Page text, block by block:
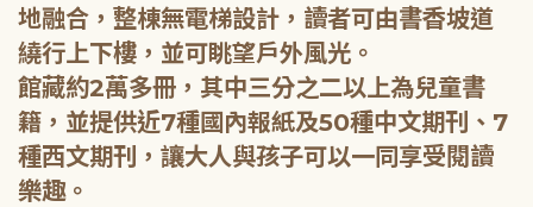
地融合，整棟無電梯設計，讀者可由書香坡道
繞行上下樓，並可眺望戶外風光。
館藏約2萬多冊，其中三分之二以上為兒童書
籍，並提供近7種國內報紙及50種中文期刊、7
種西文期刊，讓大人與孩子可以一同享受閱讀
樂趣。